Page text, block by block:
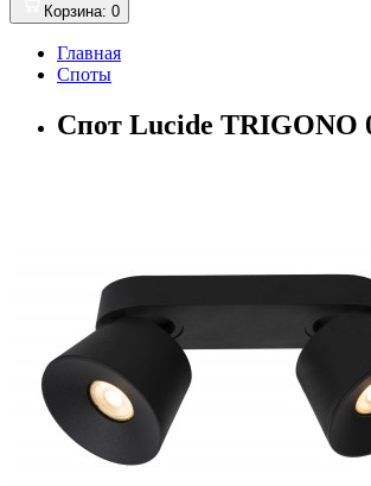
Корзина: 0
Главная
Споты
Спот Lucide TRIGONO